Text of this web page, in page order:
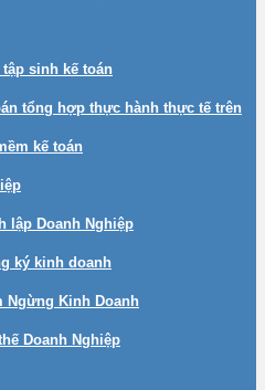
sinh kế toán
tổng hợp thực hành thực tế trên
kế toán
lập Doanh Nghiệp
ký kinh doanh
Ngừng Kinh Doanh
Doanh Nghiệp